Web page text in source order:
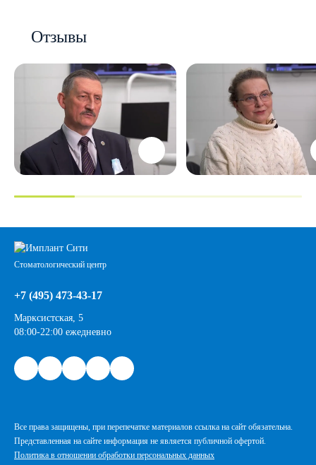
Отзывы
Стоматологический центр
+7 (495) 473-43-17
Марксистская, 5
08:00-22:00 ежедневно
Все права защищены, при перепечатке материалов ссылка на сайт обязательна.
Представленная на сайте информация не является публичной офертой.
Политика в отношении обработки персональных данных